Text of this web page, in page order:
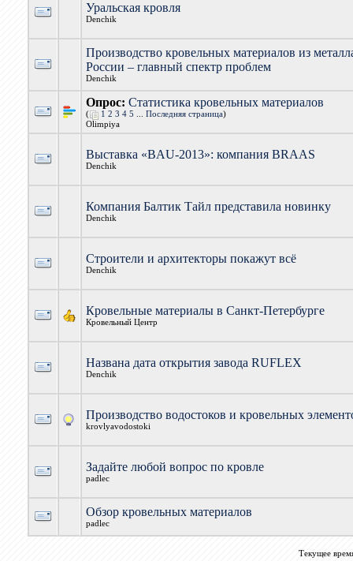
Уральская кровля
Denchik
Производство кровельных материалов из
России – главный спектр проблем
Denchik
Опрос: Статистика кровельных материалов
( 1 2 3 4 5 Последняя страница)
Olimpiya
Выставка «BAU-2013»: компания BRAAS
Denchik
Компания Балтик Тайл представила новинку
Denchik
Строители и архитекторы покажут всё
Denchik
Кровельные материалы в Санкт-Петербурге
Кровельный Центр
Названа дата открытия завода RUFLEX
Denchik
Производство водостоков и кровельных
krovlyavodostoki
Задайте любой вопрос по кровле
padlec
Обзор кровельных материалов
padlec
Текущее